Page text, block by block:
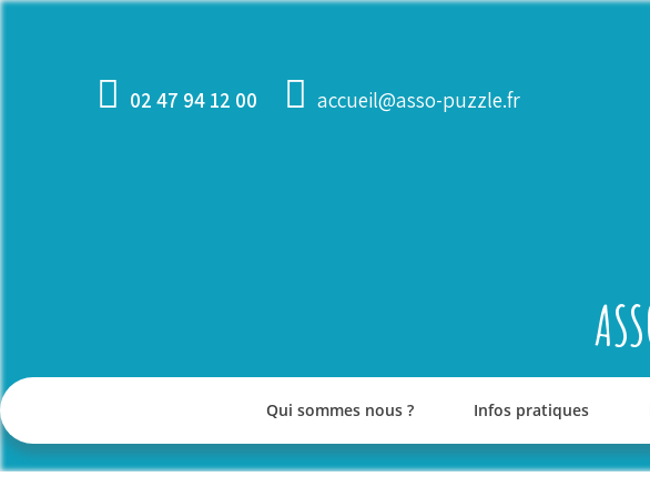
Skip
02 47 94 12 00 accueil@asso-puzzle.fr
Qui sommes nous ? Infos pratiques